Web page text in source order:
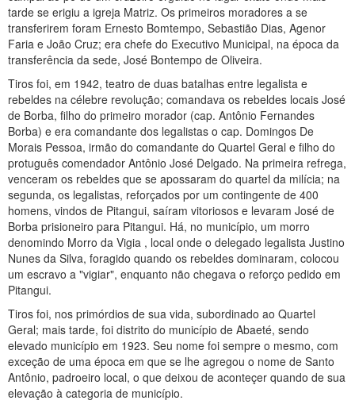
tarde se erigiu a igreja Matriz. Os primeiros moradores a se
transferirem foram Ernesto Bomtempo, Sebastião Dias, Agenor
Faria e João Cruz; era chefe do Executivo Municipal, na época da
transferência da sede, José Bontempo de Oliveira.
Tiros foi, em 1942, teatro de duas batalhas entre legalista e
rebeldes na célebre revolução; comandava os rebeldes locais José
de Borba, filho do primeiro morador (cap. Antônio Fernandes
Borba) e era comandante dos legalistas o cap. Domingos De
Morais Pessoa, irmão do comandante do Quartel Geral e filho do
protuguês comendador Antônio José Delgado. Na primeira refrega,
venceram os rebeldes que se apossaram do quartel da milícia; na
segunda, os legalistas, reforçados por um contingente de 400
homens, vindos de Pitangui, saíram vitoriosos e levaram José de
Borba prisioneiro para Pitangui. Há, no município, um morro
denomindo Morro da Vigia , local onde o delegado legalista Justino
Nunes da Silva, foragido quando os rebeldes dominaram, colocou
um escravo a "vigiar", enquanto não chegava o reforço pedido em
Pitangui.
Tiros foi, nos primórdios de sua vida, subordinado ao Quartel
Geral; mais tarde, foi distrito do município de Abaeté, sendo
elevado município em 1923. Seu nome foi sempre o mesmo, com
exceção de uma época em que se lhe agregou o nome de Santo
Antônio, padroeiro local, o que deixou de aconteçer quando de sua
elevação à categoria de município.